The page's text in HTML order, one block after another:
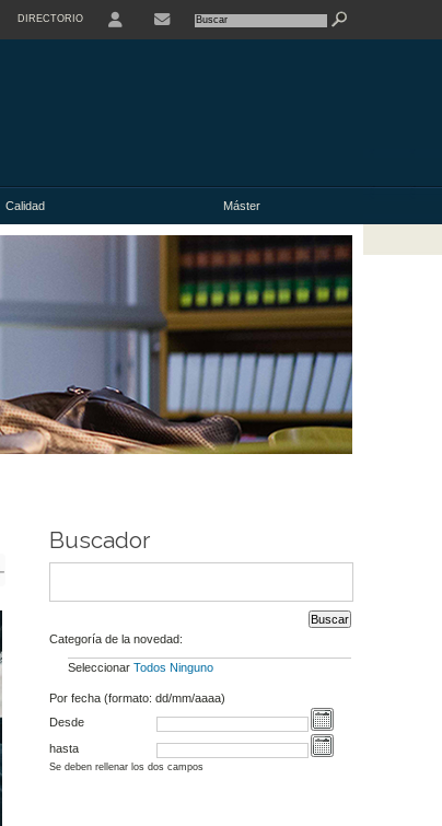
DIRECTORIO
Calidad Máster
Buscador
Categoría de la novedad:
Seleccionar Todos Ninguno
Por fecha (formato: dd/mm/aaaa)
Desde
hasta
Se deben rellenar los dos campos